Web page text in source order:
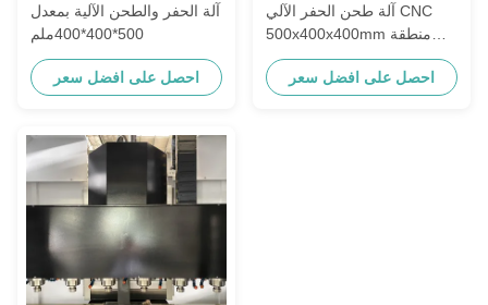
آلة الحفر والطحن الآلية بمعدل
500*400*400ملم
احصل على افضل سعر
آلة طحن الحفر الآلي CNC
500x400x400mm منطقة
العمل
احصل على افضل سعر